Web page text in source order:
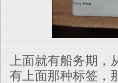
上面就有船务期
有上面那种标签，